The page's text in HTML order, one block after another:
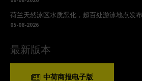
荷兰天然泳区水质恶化，超百处游泳地点发
05-08-2026
最新版本
中荷商报电子版